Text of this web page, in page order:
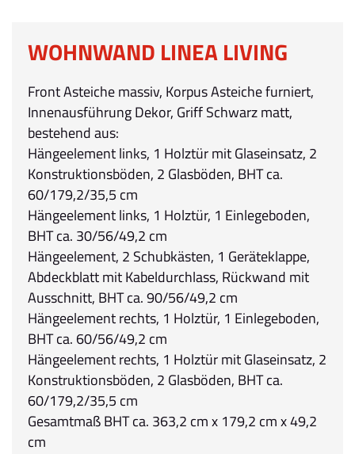
WOHNWAND LINEA LIVING
Front Asteiche massiv, Korpus Asteiche furniert,
Innenausführung Dekor, Griff Schwarz matt,
bestehend aus:
Hängeelement links, 1 Holztür mit Glaseinsatz, 2
Konstruktionsböden, 2 Glasböden, BHT ca.
60/179,2/35,5 cm
Hängeelement links, 1 Holztür, 1 Einlegeboden,
BHT ca. 30/56/49,2 cm
Hängeelement, 2 Schubkästen, 1 Geräteklappe,
Abdeckblatt mit Kabeldurchlass, Rückwand mit
Ausschnitt, BHT ca. 90/56/49,2 cm
Hängeelement rechts, 1 Holztür, 1 Einlegeboden,
BHT ca. 60/56/49,2 cm
Hängeelement rechts, 1 Holztür mit Glaseinsatz, 2
Konstruktionsböden, 2 Glasböden, BHT ca.
60/179,2/35,5 cm
Gesamtmaß BHT ca. 363,2 cm x 179,2 cm x 49,2
cm